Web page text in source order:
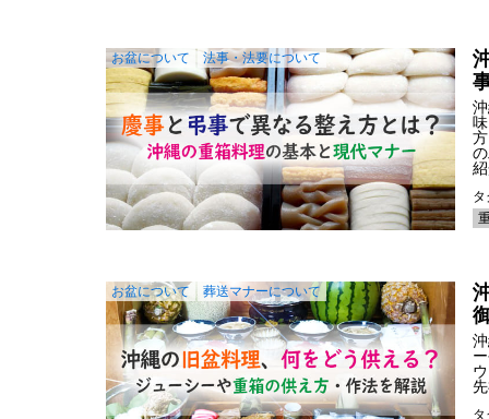
お盆について 法事・法要について
タ
お盆について 葬送マナーについて
タ